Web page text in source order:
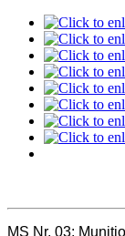
MS Nr. 03: